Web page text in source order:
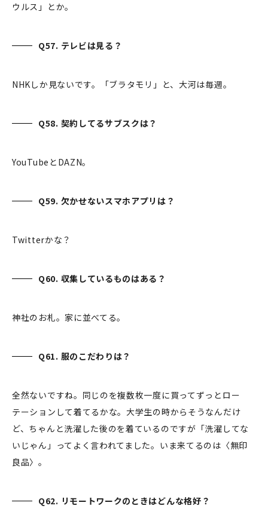
ウルス」とか。
Q57. テレビは見る？
NHKしか見ないです。「ブラタモリ」と、大河は毎週。
Q58. 契約してるサブスクは？
YouTubeとDAZN。
Q59. 欠かせないスマホアプリは？
Twitterかな？
Q60. 収集しているものはある？
神社のお札。家に並べてる。
Q61. 服のこだわりは？
全然ないですね。同じのを複数枚一度に買ってずっとロー
テーションして着てるかな。大学生の時からそうなんだけ
ど、ちゃんと洗濯した後のを着ているのですが「洗濯してな
いじゃん」ってよく言われてました。いま来てるのは〈無印
良品〉。
Q62. リモートワークのときはどんな格好？